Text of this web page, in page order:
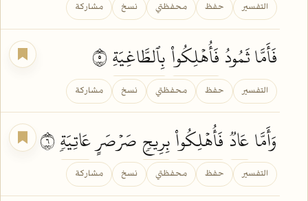
التفسير حفظ محفظتي نسخ مشاركة
فَأَمَّا ثَمُودُ فَأُهۡلِكُواْ بِٱلطَّاغِيَةِ
التفسير حفظ محفظتي نسخ مشاركة
وَأَمَّاعَادٞ فَأُهۡلِكُواْبِرِيحٖ صَرۡصَرٍعَاتِيَةٖ
التفسير حفظ محفظتي نسخ مشاركة